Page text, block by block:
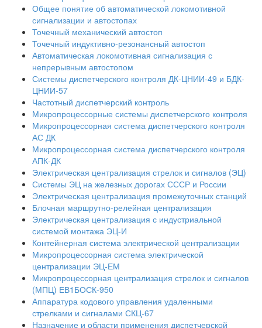
Общее понятие об автоматической локомотивной
сигнализации и автостопах
Точечный механический автостоп
Точечный индуктивно-резонансный автостоп
Автоматическая локомотивная сигнализация с
непрерывным автостопом
Системы диспетчерского контроля ДК-ЦНИИ-49 и БДК-
ЦНИИ-57
Частотный диспетчерский контроль
Микропроцессорные системы диспетчерского контроля
Микропроцессорная система диспетчерского контроля
АС ДК
Микропроцессорная система диспетчерского контроля
АПК-ДК
Электрическая централизация стрелок и сигналов (ЭЦ)
Системы ЭЦ на железных дорогах СССР и России
Электрическая централизация промежуточных станций
Блочная маршрутно-релейная централизация
Электрическая централизация с индустриальной
системой монтажа ЭЦ-И
Контейнерная система электрической централизации
Микропроцессорная система электрической
централизации ЭЦ-ЕМ
Микропроцессорная централизация стрелок и сигналов
(МПЦ) ЕВ1БОСК-950
Аппаратура кодового управления удаленными
стрелками и сигналами СКЦ-67
Назначение и области применения диспетчерской